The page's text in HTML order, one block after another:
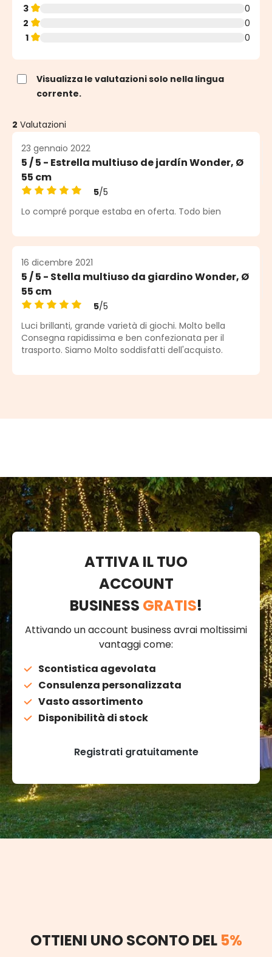
3
0
2
0
1
0
Visualizza le valutazioni solo nella lingua
corrente.
2 Valutazioni
23 gennaio 2022
5 / 5 - Estrella multiuso de jardín Wonder, Ø
55 cm
Valutazione media di 5 su 5 stelle
5/5
Lo compré porque estaba en oferta. Todo bien
16 dicembre 2021
5 / 5 - Stella multiuso da giardino Wonder, Ø
55 cm
Valutazione media di 5 su 5 stelle
5/5
Luci brillanti, grande varietà di giochi. Molto bella
Consegna rapidissima e ben confezionata per il
trasporto. Siamo Molto soddisfatti dell'acquisto.
ATTIVA IL TUO
ACCOUNT
BUSINESS GRATIS!
Attivando un account business avrai moltissimi
vantaggi come:
Scontistica agevolata
Consulenza personalizzata
Vasto assortimento
Disponibilità di stock
Registrati gratuitamente
OTTIENI UNO SCONTO DEL 5%